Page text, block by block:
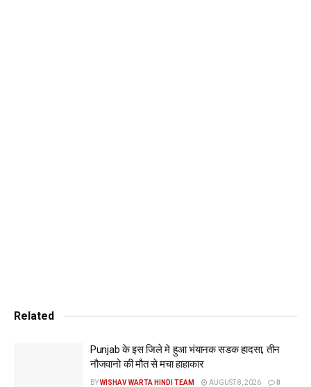
Related
Punjab के इस जिले मे हुआ भंयानक सडक हादसा, तीन
नौजवानो की मौत से मचा हाहाकार
BYWISHAV WARTA HINDI TEAM AUGUST 8, 2026 0